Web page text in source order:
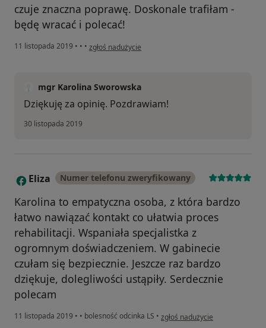
czuje znaczna poprawę. Doskonale trafiłam -
będę wracać i polecać!
11 listopada 2019 • • • w opinii użytkownika Konto zostało usunięte
zgłoś nadużycie
mgr Karolina Sworowska
Dziękuję za opinię. Pozdrawiam!
30 listopada 2019
E Eliza Numer telefonu zweryfikowany
Karolina to empatyczna osoba, z która bardzo
łatwo nawiązać kontakt co ułatwia proces
rehabilitacji. Wspaniała specjalistka z
ogromnym doświadczeniem. W gabinecie
czułam się bezpiecznie. Jeszcze raz bardzo
dziękuje, dolegliwości ustąpiły. Serdecznie
polecam
11 listopada 2019 • • bolesność odcinka LS • w opinii użytkownika Eliza
zgłoś nadużycie